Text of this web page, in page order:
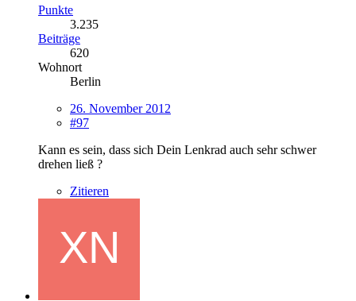
Punkte
3.235
Beiträge
620
Wohnort
Berlin
26. November 2012
#97
Kann es sein, dass sich Dein Lenkrad auch sehr schwer
drehen ließ ?
Zitieren